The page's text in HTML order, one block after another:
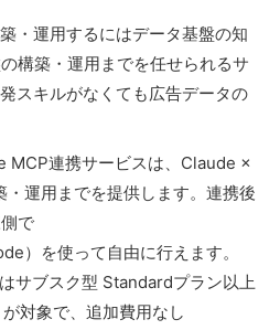
・運用するにはデータ基盤の知
構築・運用までを任せられるサ
スキルがなくても広告データの
MCP連携サービスは、Claude ×
運用までを提供します。連携後
で
）を使って自由に行えます。
サブスク型 Standardプラン以上
対象で、追加費用なし